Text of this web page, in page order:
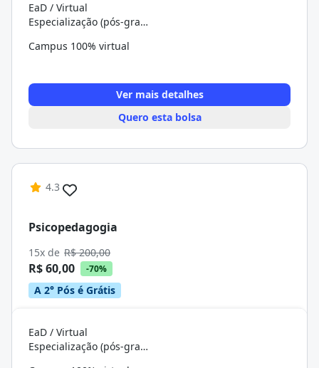
EaD / Virtual
Especialização (pós-graduação)
Campus 100% virtual
Ver mais detalhes
Quero esta bolsa
4.3
Psicopedagogia
15x de R$ 200,00
R$ 60,00 -70%
A 2° Pós é Grátis
EaD / Virtual
Especialização (pós-graduação)